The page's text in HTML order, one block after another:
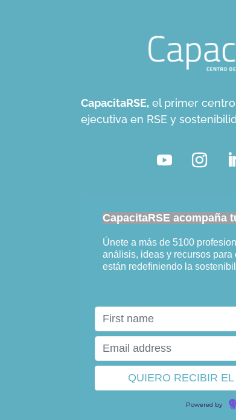
CapacitaRSE, el primer
ejecutiva en RSE y
CapacitaRSE acompaña
Únete a más de 5100
análisis, ideas y recursos
están redefiniendo la
Powered by